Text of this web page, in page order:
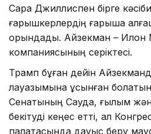
Сара Джиллиспен бірге
ғарышкерлердің ғарышқа
орындады. Айзекман – Илон
компаниясының серіктесі.
Трамп бұған дейін
лауазымына ұсынған
Сенатының Сауда, ғылым
бекітуді кеңес етті, ал
палатасында дауыс беру